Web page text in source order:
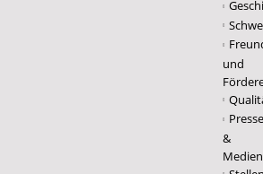
und
Presse
&
Medien